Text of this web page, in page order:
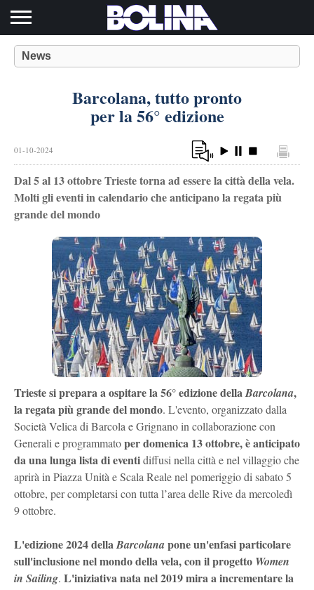
News
Barcolana, tutto pronto
per la 56° edizione
01-10-2024
Dal 5 al 13 ottobre Trieste torna ad essere la città della vela.
Molti gli eventi in calendario che anticipano la regata più
grande del mondo
Trieste si prepara a ospitare la 56° edizione dellaBarcolana,
la regata più grande del mondo. L'evento, organizzato dalla
Società Velica di Barcola e Grignano in collaborazione con
Generali e programmatoper domenica 13 ottobre, è anticipato
da una lunga lista di eventidiffusi nella città e nel villaggio che
aprirà in Piazza Unità e Scala Reale nel pomeriggio di sabato 5
ottobre, per completarsi con tutta l’area delle Rive da mercoledì
9 ottobre.
L'edizione 2024 dellaBarcolana pone un'enfasi particolare
sull'inclusione nel mondo della vela, con il progetto Women
in Sailing. L'iniziativa nata nel 2019 mira a incrementare la